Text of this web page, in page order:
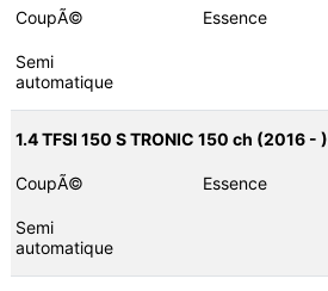
CoupÃ© Essence
Semi
automatique
1.4 TFSI 150 S TRONIC 150 ch (2016 - )
CoupÃ© Essence
Semi
automatique